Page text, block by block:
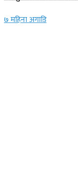
७ महिना अगाडि